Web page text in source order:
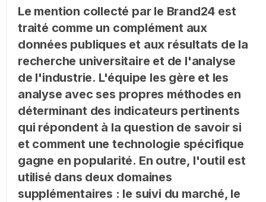
Le mention collecté par le Brand24 est
traité comme un complément aux
données publiques et aux résultats de la
recherche universitaire et de l'analyse
de l'industrie. L'équipe les gère et les
analyse avec ses propres méthodes en
déterminant des indicateurs pertinents
qui répondent à la question de savoir si
et comment une technologie spécifique
gagne en popularité. En outre, l'outil est
utilisé dans deux domaines
supplémentaires : le suivi du marché, le